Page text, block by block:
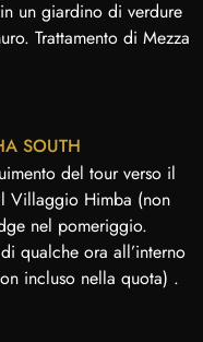
un giardino di verdure
Trattamento di Mezza
SOUTH
del tour verso il
Villaggio Himba (non
nel pomeriggio.
qualche ora all’interno
incluso nella quota) .